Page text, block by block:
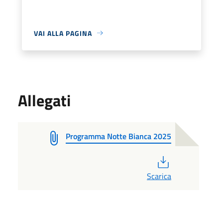
VAI ALLA PAGINA
Allegati
Programma Notte Bianca 2025
Scarica